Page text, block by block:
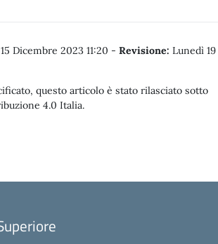
Dicembre 2023 11:20 - Revisione: Lunedì 19
questo articolo è stato rilasciato sotto
4.0 Italia.